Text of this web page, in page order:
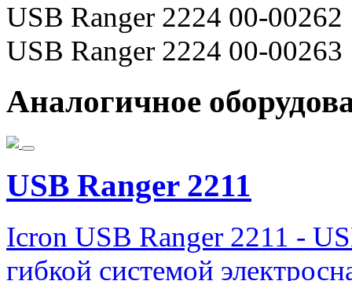
USB Ranger 2224 00-00262
USB Ranger 2224 00-00263
Аналогичное
USB Ranger 2211
Icron USB Ranger 2211 -
гибкой системой